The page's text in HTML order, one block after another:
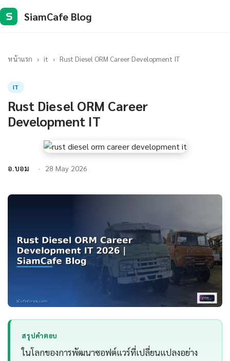
S SiamCafe Blog
หน้าแรก › it › Rust Diesel ORM Career Development IT
IT
Rust Diesel ORM Career
Development IT
อ.บอม 28 May 2026
สรุปคำตอบ
ในโลกของการพัฒนาซอฟต์แวร์ที่เปลี่ยนแปลงอย่าง